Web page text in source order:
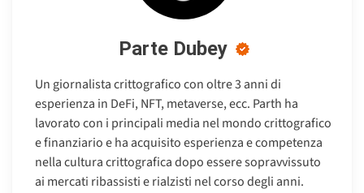
Parte Dubey
Un giornalista crittografico con oltre 3 anni di
esperienza in DeFi, NFT, metaverse, ecc. Parth ha
lavorato con i principali media nel mondo crittografico
e finanziario e ha acquisito esperienza e competenza
nella cultura crittografica dopo essere sopravvissuto
ai mercati ribassisti e rialzisti nel corso degli anni.